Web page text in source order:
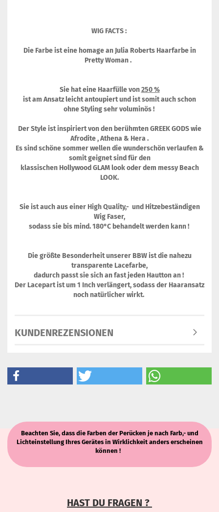
WIG FACTS :
Die Farbe ist eine homage an Julia Roberts Haarfarbe in
Pretty Woman .
Sie hat eine Haarfülle von250 %
ist am Ansatz leicht antoupiert und ist somit auch schon
ohne Styling sehr voluminös !
Der Style ist inspiriert von den berühmten GREEK GODS wie
Afrodite , Athena & Hera .
Es sind schöne sommer wellen die wunderschön verlaufen &
somit geignet sind für den
klassischen Hollywood GLAM look oder dem messy Beach
LOOK.
Sie ist auch aus einer High Quality,- und Hitzebeständigen
Wig Faser,
sodass sie bis mind. 180°C behandelt werden kann !
Die größte Besonderheit unserer BBW ist die nahezu
transparente Lacefarbe,
dadurch passt sie sich an fast jeden Hautton an !
Der Lacepart ist um 1 Inch verlängert, sodass der Haaransatz
noch natürlicher wirkt.
KUNDENREZENSIONEN
Beachten Sie, dass die Farben der Perücken je nach Farb,- und
Lichteinstellung Ihres Gerätes in Wirklichkeit anders erscheinen
können !
HAST DU FRAGEN ?